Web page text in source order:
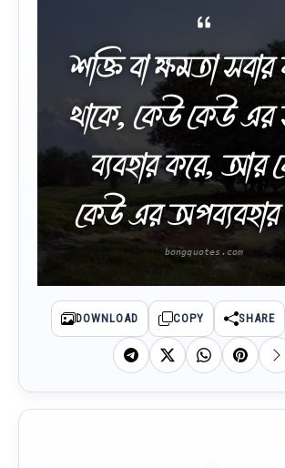
শক্তি বা ক্ষমতা সবার
থাকে, কেউ কেউ
ব্যবহার করে, আর
কেউ এর অপব্যবহার
DOWNLOAD COPY SHARE